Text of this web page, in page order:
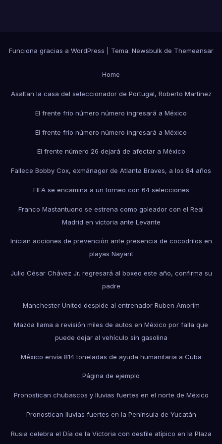
Funciona gracias a WordPress Tema: Newsbulkde Themeansar
Home
Asaltan la casa del seleccionador de Portugal, Roberto Martínez
El frente frío número número ingresará a México
El frente frío número número ingresará a México
El frente número 26 dejará de afectar a México
Fallece Bobby Cox, exmánager de Atlanta Braves, a los 84 años
FIFA se encamina a un torneo con 64 selecciones
Franco Mastantuono se estrena como goleador con el Real
Madrid en victoria ante Levante
Inician acciones de prevención ante presencia de cocodrilos en
playas Nayarit
Julio César Chávez Jr. regresará al boxeo este año, confirma su
padre
Manchester United despide al entrenador Ruben Amorim
Mazda llama a revisión miles de autos en México por falla que
puede dejar al vehículo sin gasolina
México envía 814 toneladas de ayuda humanitaria a Cuba
Página de ejemplo
Pronostican chubascos y lluvias fuertes en el norte de México
Pronostican lluvias fuertes en la Península de Yucatán
Rusia celebra el Día de la Victoria con desfile atípico en la Plaza